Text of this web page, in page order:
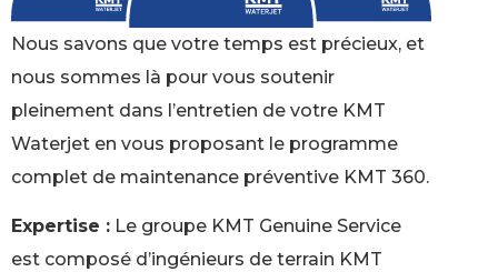
Nous savons que votre temps est précieux, et
nous sommes là pour vous soutenir
pleinement dans l’entretien de votre KMT
Waterjet en vous proposant le programme
complet de maintenance préventive KMT 360.
Expertise : Le groupe KMT Genuine Service
est composé d’ingénieurs de terrain KMT